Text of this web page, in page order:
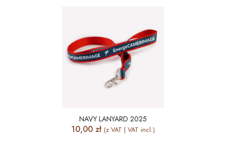
NAVY LANYARD 2025
10,00 zł (z VAT | VAT incl.)